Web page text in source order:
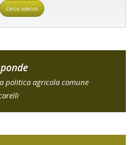
Cerca adesso
politica agricola comune